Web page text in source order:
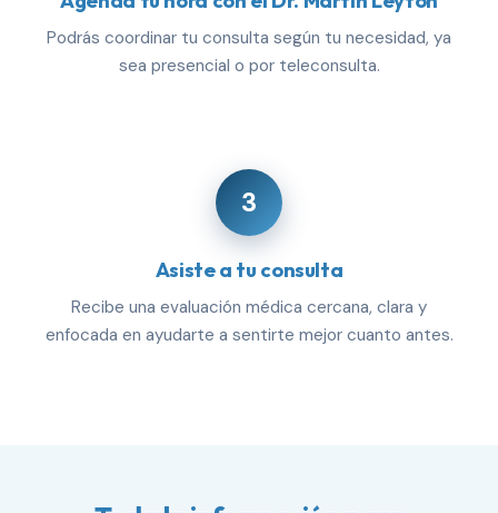
Podrás coordinar tu consulta según tu necesidad, ya
sea presencial o por teleconsulta.
3
Asiste a tu consulta
Recibe una evaluación médica cercana, clara y
enfocada en ayudarte a sentirte mejor cuanto antes.